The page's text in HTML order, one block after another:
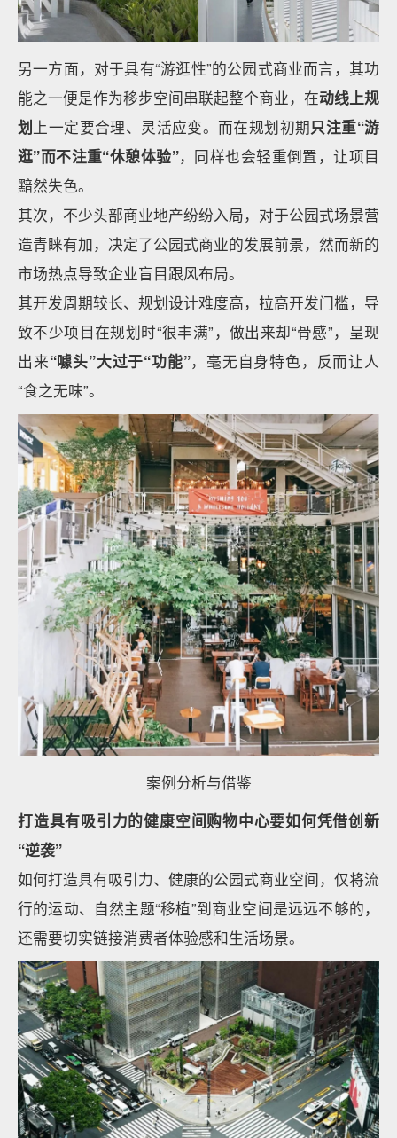
另一方面，对于具有“游逛性”的公园式商业而言，其功
能之一便是作为移步空间串联起整个商业，在动线上规
划上一定要合理、灵活应变。而在规划初期只注重“游
逛”而不注重“休憩体验”，同样也会轻重倒置，让项目
黯然失色。
其次，不少头部商业地产纷纷入局，对于公园式场景营
造青睐有加，决定了公园式商业的发展前景，然而新的
市场热点导致企业盲目跟风布局。
其开发周期较长、规划设计难度高，拉高开发门槛，导
致不少项目在规划时“很丰满”，做出来却“骨感”，呈现
出来“噱头”大过于“功能”，毫无自身特色，反而让人
“食之无味”。
案例分析与借鉴
打造具有吸引力的健康空间购物中心要如何凭借创新
“逆袭”
如何打造具有吸引力、健康的公园式商业空间，仅将流
行的运动、自然主题“移植”到商业空间是远远不够的，
还需要切实链接消费者体验感和生活场景。